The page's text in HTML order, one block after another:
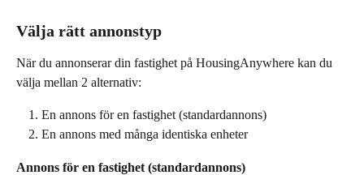
Välja rätt annonstyp
När du annonserar din fastighet på HousingAnywhere kan du
välja mellan 2 alternativ:
En annons för en fastighet (standardannons)
En annons med många identiska enheter
Annons för en fastighet (standardannons)